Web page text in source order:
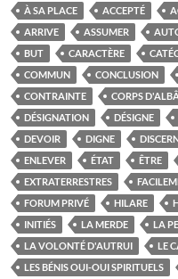
À SA PLACE ACCEPTÉ
ARRIVE
ASSUMER
BUT
CARACTÈRE
COMMUN
CONCLUSION
CONTRAINTE
CORPS
DÉSIGNATION
DÉSIGNE
DEVOIR
DIGNE
ENLEVER
ÉTAT ÊTRE
EXTRATERRESTRES
FORUM PRIVÉ
HILARE
INITIÉS
LA MERDE LA
LA VOLONTÉ D'AUTRUI
LE
LES BÉNIS OUI-OUI SPIRITUELS